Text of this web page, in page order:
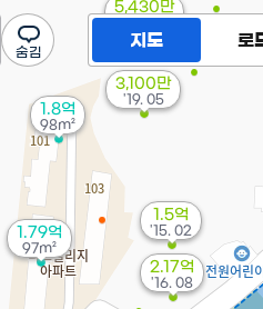
1.8억
98m²
1.79억
97m²
5,430만
'19. 05
3,100만
'19. 05
2.17억
'16. 08
1.5억
'15. 02
지도 로